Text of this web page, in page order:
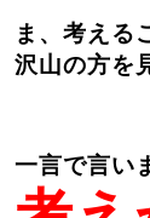
ま、考える
沢山の方を
一言で言い